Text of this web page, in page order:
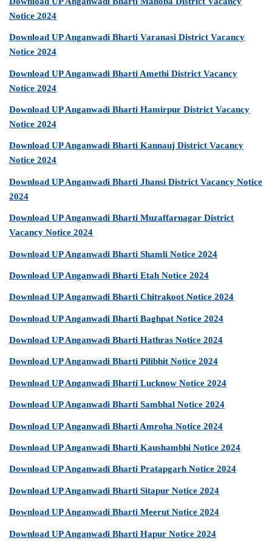
Notice 2024
Download UP Anganwadi Bharti Varanasi District Vacancy
Notice 2024
Download UP Anganwadi Bharti Amethi District Vacancy
Notice 2024
Download UP Anganwadi Bharti Hamirpur District Vacancy
Notice 2024
Download UP Anganwadi Bharti Kannauj District Vacancy
Notice 2024
Download UP Anganwadi Bharti Jhansi District Vacancy Notice
2024
Download UP Anganwadi Bharti Muzaffarnagar District
Vacancy Notice 2024
Download UP Anganwadi Bharti Shamli Notice 2024
Download UP Anganwadi Bharti Etah Notice 2024
Download UP Anganwadi Bharti Chitrakoot Notice 2024
Download UP Anganwadi Bharti Baghpat Notice 2024
Download UP Anganwadi Bharti Hathras Notice 2024
Download UP Anganwadi Bharti Pilibhit Notice 2024
Download UP Anganwadi Bharti Lucknow Notice 2024
Download UP Anganwadi Bharti Sambhal Notice 2024
Download UP Anganwadi Bharti Amroha Notice 2024
Download UP Anganwadi Bharti Kaushambhi Notice 2024
Download UP Anganwadi Bharti Pratapgarh Notice 2024
Download UP Anganwadi Bharti Sitapur Notice 2024
Download UP Anganwadi Bharti Meerut Notice 2024
Download UP Anganwadi Bharti Hapur Notice 2024